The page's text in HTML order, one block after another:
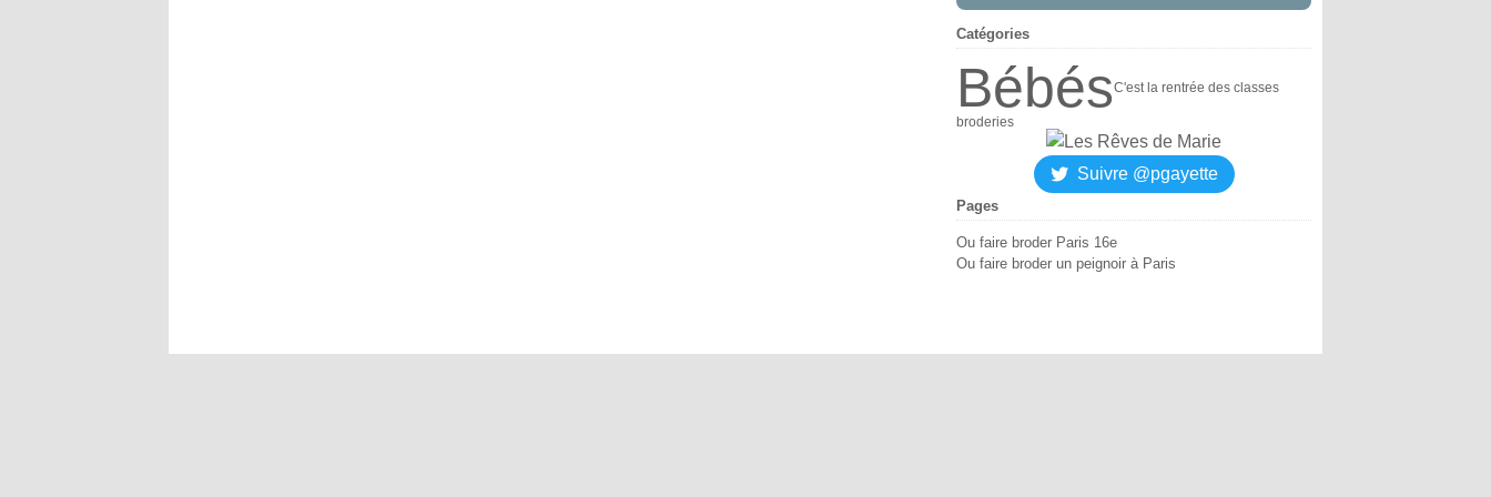
Catégories
BébésC'est la rentrée des classes
broderies
Suivre @pgayette
Pages
Ou faire broder Paris 16e
Ou faire broder un peignoir à Paris